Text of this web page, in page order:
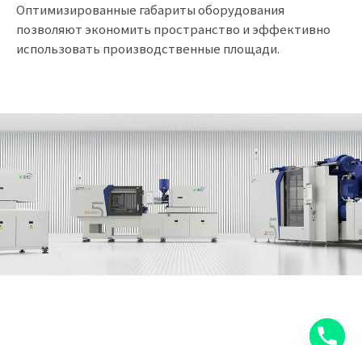
Оптимизированные габариты оборудования
позволяют экономить пространство и эффективно
использовать производственные площади.